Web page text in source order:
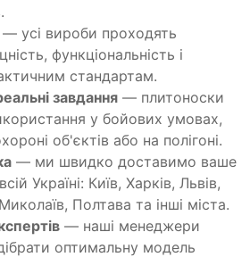
— усі вироби проходять
функціональність і
стандартам.
завдання — плитоноски
у бойових умовах,
об'єктів або на полігоні.
— ми швидко доставимо ваше
Україні: Київ, Харків, Львів,
Полтава та інші міста.
— наші менеджери
оптимальну модель